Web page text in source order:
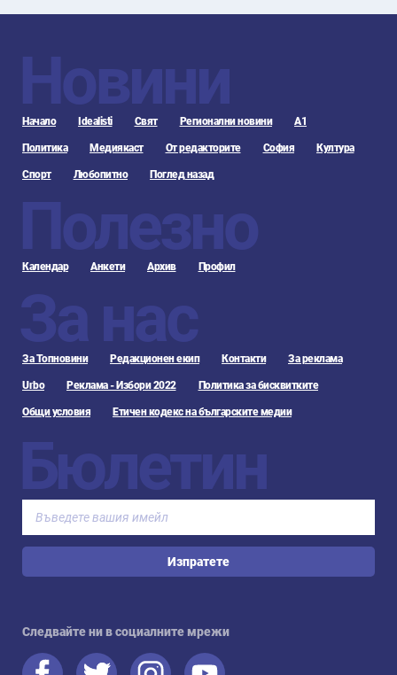
Новини
Начало Idealisti Свят Регионални новини А1
Политика Медиякаст От редакторите София Култура
Спорт Любопитно Поглед назад
Полезно
Календар Анкети Архив Профил
За нас
За Топновини Редакционен екип Контакти За реклама
Urbo Реклама - Избори 2022 Политика за бисквитките
Общи условия Етичен кодекс на българските медии
Бюлетин
Изпратете
Следвайте ни в социалните мрежи